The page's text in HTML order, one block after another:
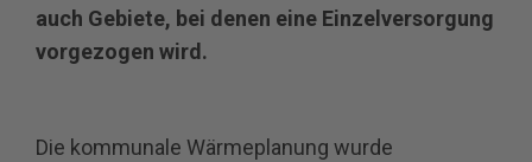
auch Gebiete, bei denen eine Einzelversorgung
vorgezogen wird.
Die kommunale Wärmeplanung wurde